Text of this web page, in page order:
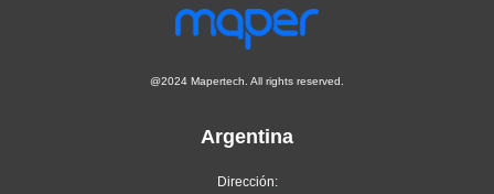
@2024 Mapertech. All rights reserved.
Argentina
Dirección: